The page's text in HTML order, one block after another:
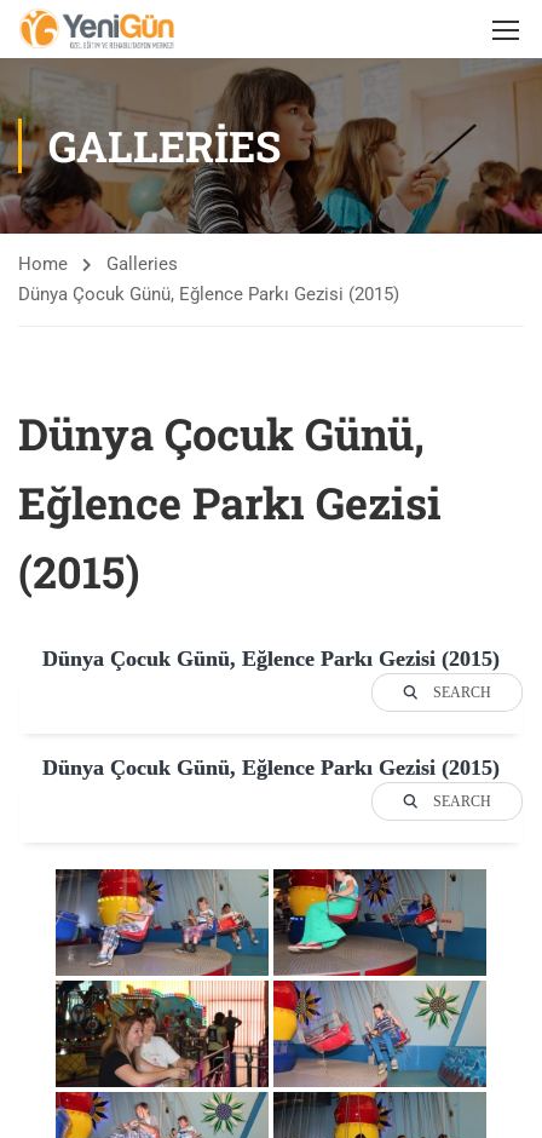
GALLERIES
Home
Galleries
Dünya Çocuk Günü, Eğlence Parkı Gezisi (2015)
Dünya Çocuk Günü,
Eğlence Parkı Gezisi
(2015)
Dünya Çocuk Günü, Eğlence Parkı Gezisi (2015)
SEARCH
Dünya Çocuk Günü, Eğlence Parkı Gezisi (2015)
SEARCH